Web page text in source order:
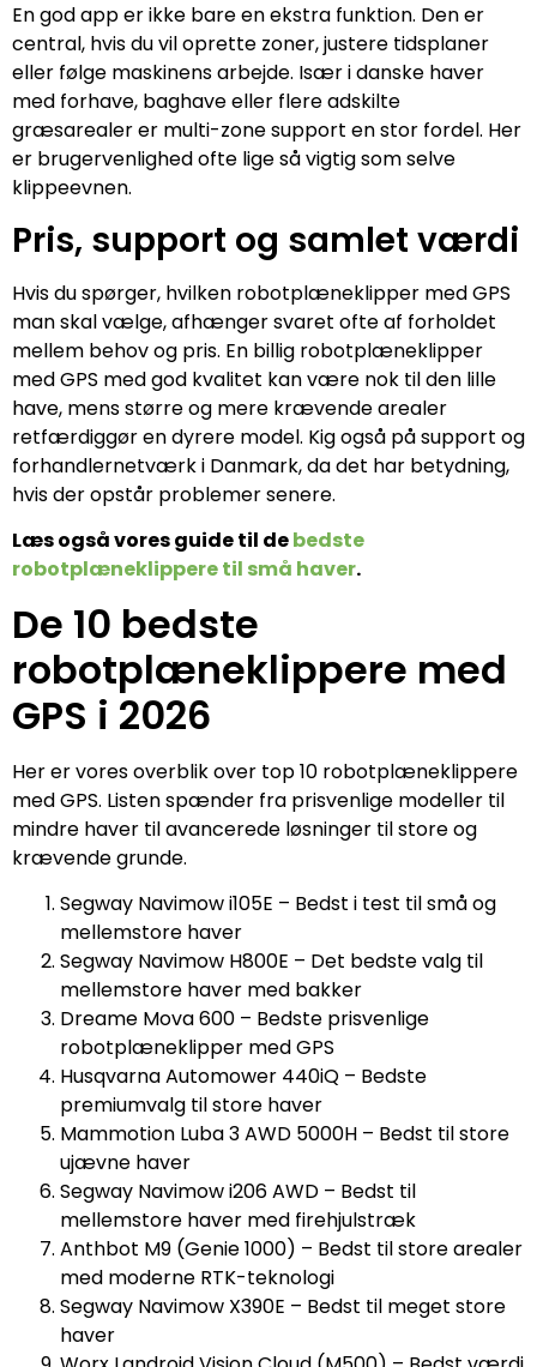
En god app er ikke bare en ekstra funktion. Den er
central, hvis du vil oprette zoner, justere tidsplaner
eller følge maskinens arbejde. Især i danske haver
med forhave, baghave eller flere adskilte
græsarealer er multi-zone support en stor fordel. Her
er brugervenlighed ofte lige så vigtig som selve
klippeevnen.
Pris, support og samlet værdi
Hvis du spørger, hvilken robotplæneklipper med GPS
man skal vælge, afhænger svaret ofte af forholdet
mellem behov og pris. En billig robotplæneklipper
med GPS med god kvalitet kan være nok til den lille
have, mens større og mere krævende arealer
retfærdiggør en dyrere model. Kig også på support og
forhandlernetværk i Danmark, da det har betydning,
hvis der opstår problemer senere.
Læs også vores guide til debedste
robotplæneklippere til små haver.
De 10 bedste
robotplæneklippere med
GPS i 2026
Her er vores overblik over top 10 robotplæneklippere
med GPS. Listen spænder fra prisvenlige modeller til
mindre haver til avancerede løsninger til store og
krævende grunde.
Segway Navimow i105E – Bedst i test til små og
mellemstore haver
Segway Navimow H800E – Det bedste valg til
mellemstore haver med bakker
Dreame Mova 600 – Bedste prisvenlige
robotplæneklipper med GPS
Husqvarna Automower 440iQ – Bedste
premiumvalg til store haver
Mammotion Luba 3 AWD 5000H – Bedst til store
ujævne haver
Segway Navimow i206 AWD – Bedst til
mellemstore haver med firehjulstræk
Anthbot M9 (Genie 1000) – Bedst til store arealer
med moderne RTK-teknologi
Segway Navimow X390E – Bedst til meget store
haver